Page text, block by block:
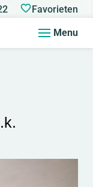
Favorieten
Menu